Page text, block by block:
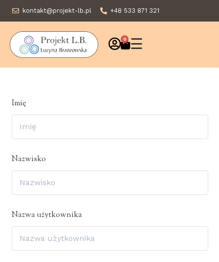
kontakt@projekt-lb.pl +48 533 871 321
0 ☰
Imię
Nazwisko
Nazwa użytkownika